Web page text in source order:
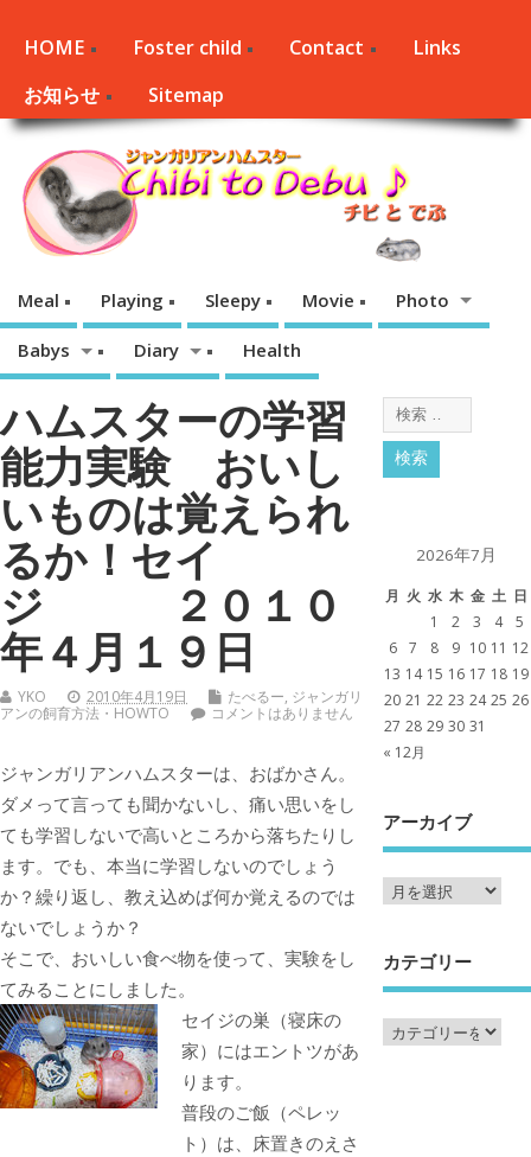
HOME Foster child Contact
Links
お知らせ
Sitemap
Meal Playing Sleepy Movie Photo
Babys Diary Health
ハムスターの学習
能力実験 おいし
いものは覚えられ
るか！セイ
ジ ２０１０
年４月１９日
YKO 2010年4月19日 たべるー, ジャンガリ
アンの飼育方法・HOWTO
コメントはありません
ジャンガリアンハムスターは、おばかさん。
ダメって言っても聞かないし、痛い思いをし
ても学習しないで高いところから落ちたりし
ます。でも、本当に学習しないのでしょう
か？繰り返し、教え込めば何か覚えるのでは
ないでしょうか？
そこで、おいしい食べ物を使って、実験をし
てみることにしました。
セイジの巣（寝床の
家）にはエントツがあ
ります。
普段のご飯（ペレッ
ト）は、床置きのえさ
2026年7月
月 火 水 木 金 土 日
1
2 3 4
5
6
7 8 9 10 11 12
13 14 15 16 17 18 19
20 21 22 23 24 25 26
27 28 29 30 31
« 12月
アーカイブ
カテゴリー